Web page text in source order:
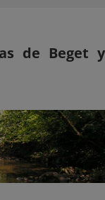
de Beget y